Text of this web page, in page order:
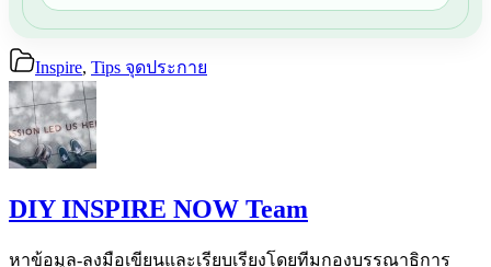
Inspire, Tips จุดประกาย
DIY INSPIRE NOW Team
หาข้อมูล-ลงมือเขียนและเรียบเรียงโดยทีมกองบรรณาธิการ